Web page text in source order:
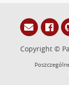
Copyright ©